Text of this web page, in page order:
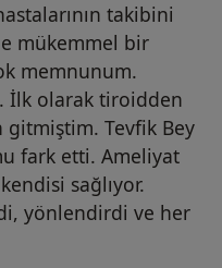
takibini
mükemmel bir
memnunum.
İlk olarak tiroidden
gitmiştim. Tevfik Bey
fark etti. Ameliyat
sağlıyor.
yönlendirdi ve her